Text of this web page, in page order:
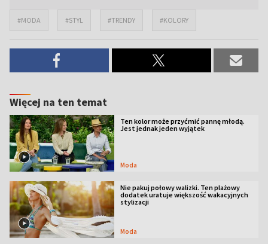
#MODA #STYL #TRENDY #KOLORY
Więcej na ten temat
Ten kolor może przyćmić pannę młodą.
Jest jednak jeden wyjątek
Moda
Nie pakuj połowy walizki. Ten plażowy
dodatek uratuje większość wakacyjnych
stylizacji
Moda